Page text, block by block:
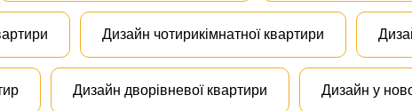
Дизайн чотирикімнатної квартири
Дизайн дворівневої квартири Дизайн у